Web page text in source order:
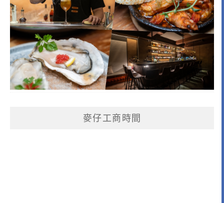
麥仔工商時間